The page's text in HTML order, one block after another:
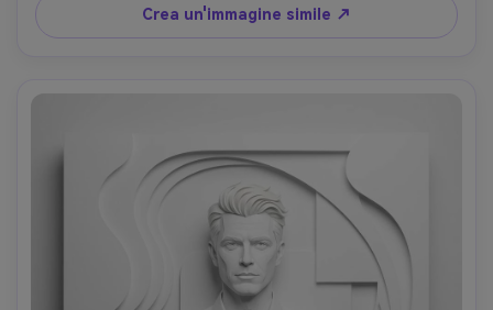
macchiata, tavolozza vibrante ma naturale, inquadratura
ravvicinata, ritagli di petali nitidi, profondità artigianale,
Crea un'immagine simile ↗